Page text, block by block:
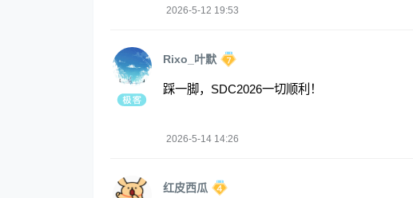
2026-5-12 19:53
Rixo_叶默
踩一脚，SDC2026一切顺利！
2026-5-14 14:26
红皮西瓜